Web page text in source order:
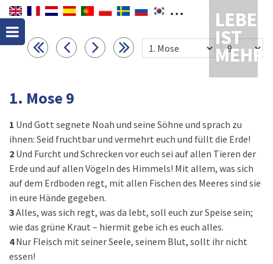
LEBEN
IST
MEHR
1. Mose 9
1 Und Gott segnete Noah und seine Söhne und sprach zu
ihnen: Seid fruchtbar und vermehrt euch und füllt die Erde!
2 Und Furcht und Schrecken vor euch sei auf allen Tieren der
Erde und auf allen Vögeln des Himmels! Mit allem, was sich
auf dem Erdboden regt, mit allen Fischen des Meeres sind sie
in eure Hände gegeben.
3Alles, was sich regt, was da lebt, soll euch zur Speise sein;
wie das grüne Kraut – hiermit gebe ich es euch alles.
4 Nur Fleisch mit seiner Seele, seinem Blut, sollt ihr nicht
essen!